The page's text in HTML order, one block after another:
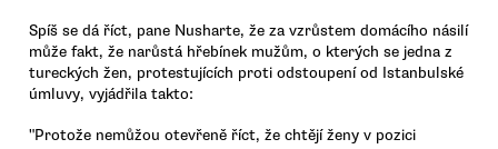
Spíš se dá říct, pane Nusharte, že za vzrůstem domácího násilí
může fakt, že narůstá hřebínek mužům, o kterých se jedna z
tureckých žen, protestujících proti odstoupení od Istanbulské
úmluvy, vyjádřila takto:
"Protože nemůžou otevřeně říct, že chtějí ženy v pozici